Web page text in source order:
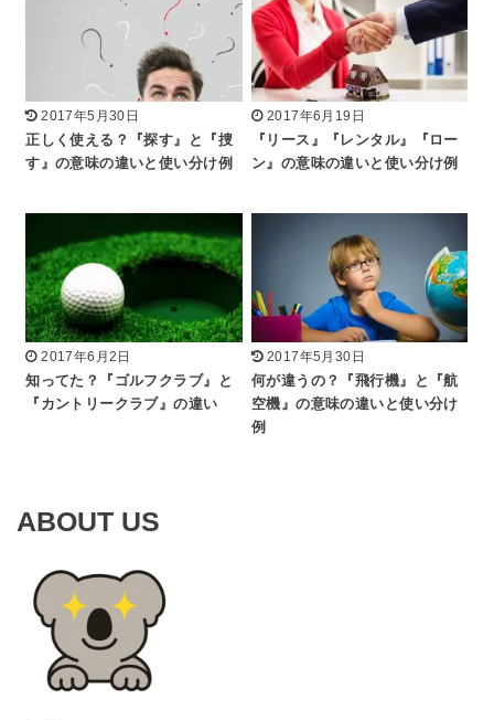
2017年5月30日
正しく使える？『探す』と『捜
す』の意味の違いと使い分け例
2017年6月19日
『リース』『レンタル』『ロー
ン』の意味の違いと使い分け例
2017年6月2日
知ってた？『ゴルフクラブ』と
『カントリークラブ』の違い
2017年5月30日
何が違うの？『飛行機』と『航
空機』の意味の違いと使い分け
例
ABOUT US